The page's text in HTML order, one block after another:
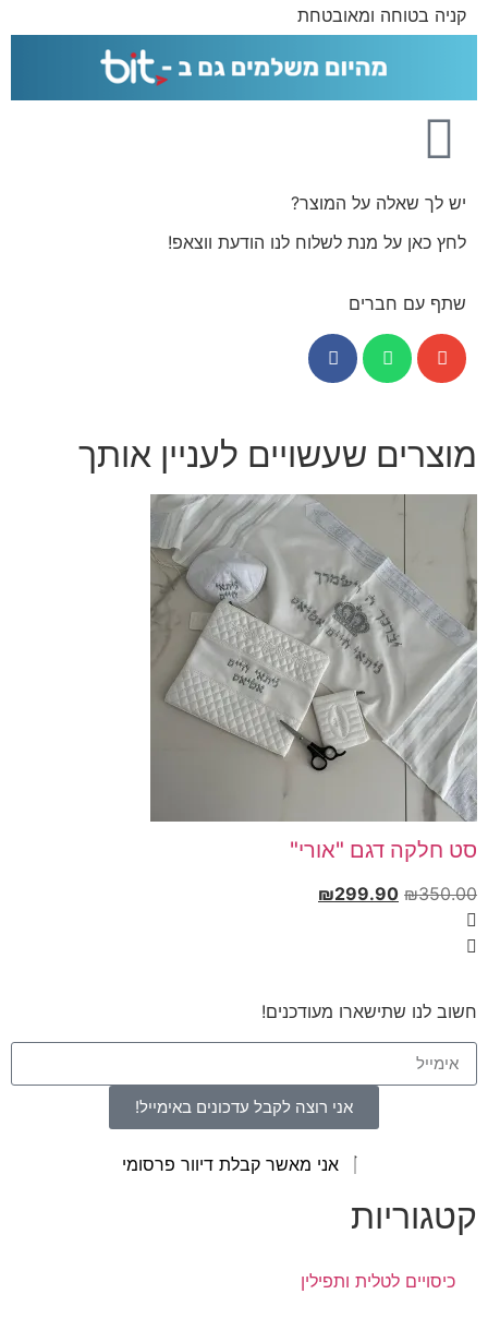
קניה בטוחה ומאובטחת
יש לך שאלה על המוצר?
לחץ כאן על מנת לשלוח לנו הודעת ווצאפ!
שתף עם חברים
מוצרים שעשויים לעניין אותך
סט חלקה דגם "אורי"
₪350.00
₪299.90
חשוב לנו שתישארו מעודכנים!
אני רוצה לקבל עדכונים באימייל!
אני מאשר קבלת דיוור פרסומי
קטגוריות
כיסויים לטלית ותפילין